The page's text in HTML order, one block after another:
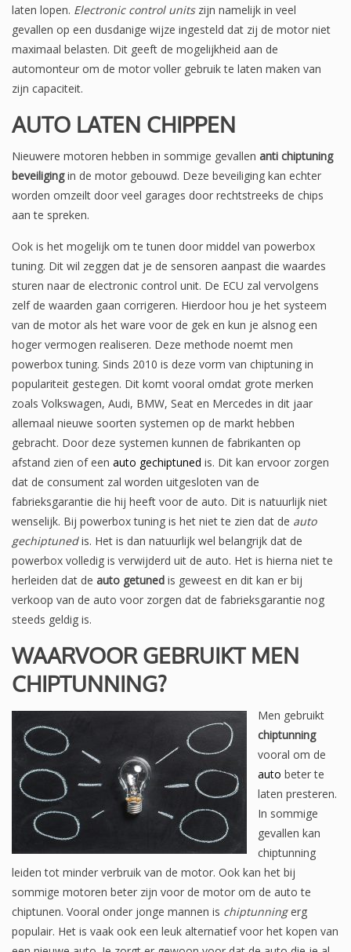
laten lopen. Electronic control unitszijn namelijk in veel
gevallen op een dusdanige wijze ingesteld dat zij de motor niet
maximaal belasten. Dit geeft de mogelijkheid aan de
automonteur om de motor voller gebruik te laten maken van
zijn capaciteit.
AUTO LATEN CHIPPEN
Nieuwere motoren hebben in sommige gevallen anti chiptuning
beveiligingin de motor gebouwd. Deze beveiliging kan echter
worden omzeilt door veel garages door rechtstreeks de chips
aan te spreken.
Ook is het mogelijk om te tunen door middel van powerbox
tuning. Dit wil zeggen dat je de sensoren aanpast die waardes
sturen naar de electronic control unit. De ECU zal vervolgens
zelf de waarden gaan corrigeren. Hierdoor hou je het systeem
van de motor als het ware voor de gek en kun je alsnog een
hoger vermogen realiseren. Deze methode noemt men
powerbox tuning. Sinds 2010 is deze vorm van chiptuning in
populariteit gestegen. Dit komt vooral omdat grote merken
zoals Volkswagen, Audi, BMW, Seat en Mercedes in dit jaar
allemaal nieuwe soorten systemen op de markt hebben
gebracht. Door deze systemen kunnen de fabrikanten op
afstand zien of een auto gechiptuned is. Dit kan ervoor zorgen
dat de consument zal worden uitgesloten van de
fabrieksgarantie die hij heeft voor de auto. Dit is natuurlijk niet
wenselijk. Bij powerbox tuning is het niet te zien dat de auto
gechiptunedis. Het is dan natuurlijk wel belangrijk dat de
powerbox volledig is verwijderd uit de auto. Het is hierna niet te
herleiden dat de auto getuned is geweest en dit kan er bij
verkoop van de auto voor zorgen dat de fabrieksgarantie nog
steeds geldig is.
WAARVOOR GEBRUIKT MEN
CHIPTUNNING?
Men gebruikt
chiptunning
vooral om de
auto beter te
laten presteren.
In sommige
gevallen kan
chiptunning
leiden tot minder verbruik van de motor. Ook kan het bij
sommige motoren beter zijn voor de motor om de auto te
chiptunen. Vooral onder jonge mannen is chiptunningerg
populair. Het is vaak ook een leuk alternatief voor het kopen van